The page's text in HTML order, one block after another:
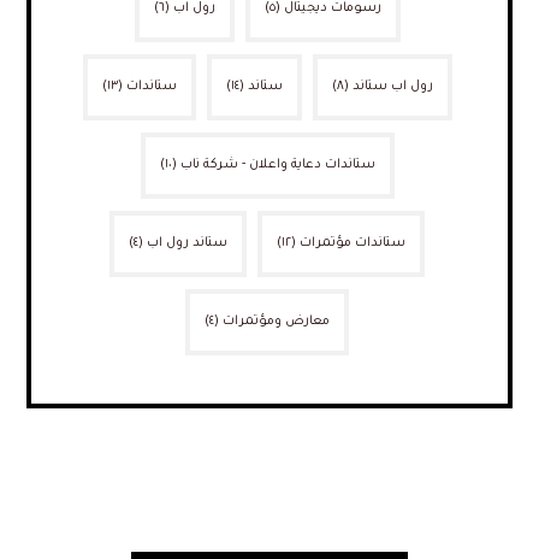
رسومات ديجيتال (٥) رول اب (٦)
رول اب ستاند (٨) ستاند (١٤) ستاندات (١٣)
ستاندات دعاية واعلان - شركة ناب (١٠)
ستاندات مؤتمرات (١٢) ستاند رول اب (٤)
معارض ومؤتمرات (٤)